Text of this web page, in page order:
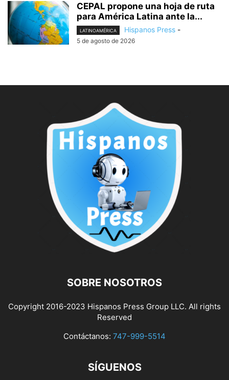
CEPAL propone una hoja de ruta
para América Latina ante la...
LATINOAMÉRICA Hispanos Press -
5 de agosto de 2026
SOBRE NOSOTROS
Copyright 2016-2023 Hispanos Press Group LLC. All rights
Reserved
Contáctanos: 747-999-5514
SÍGUENOS